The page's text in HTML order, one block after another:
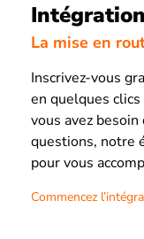
La mise en
Inscrivez-vous
en quelques clics
vous avez besoin
questions, notre
pour vous
Commencez